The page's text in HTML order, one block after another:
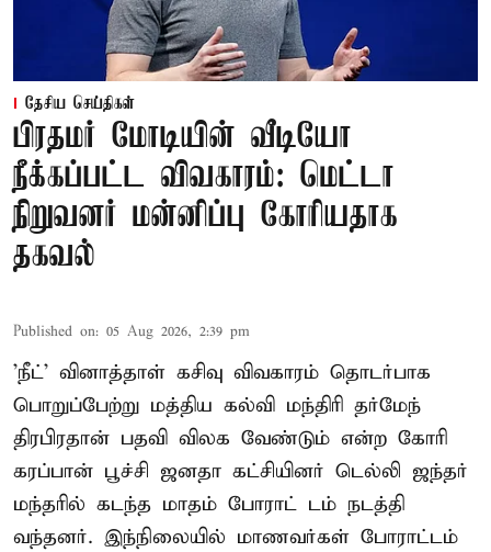
தேசிய செய்திகள்
பிரதமர் மோடியின் வீடியோ
நீக்கப்பட்ட விவகாரம்: மெட்டா
நிறுவனர் மன்னிப்பு கோரியதாக
தகவல்
Published on: 05 Aug 2026, 2:39 pm
'நீட்' வினாத்தாள் கசிவு விவகாரம் தொடர்பாக
பொறுப்பேற்று மத்திய கல்வி மந்திரி தர்மேந்
திரபிரதான் பதவி விலக வேண்டும் என்ற கோரி
கரப்பான் பூச்சி ஜனதா கட்சியினர் டெல்லி ஜந்தர்
மந்தரில் கடந்த மாதம் போராட் டம் நடத்தி
வந்தனர். இந்நிலையில் மாணவர்கள் போராட்டம்